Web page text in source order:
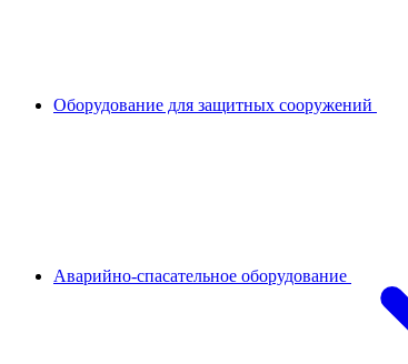
Оборудование для защитных сооружений
Аварийно-спасательное оборудование